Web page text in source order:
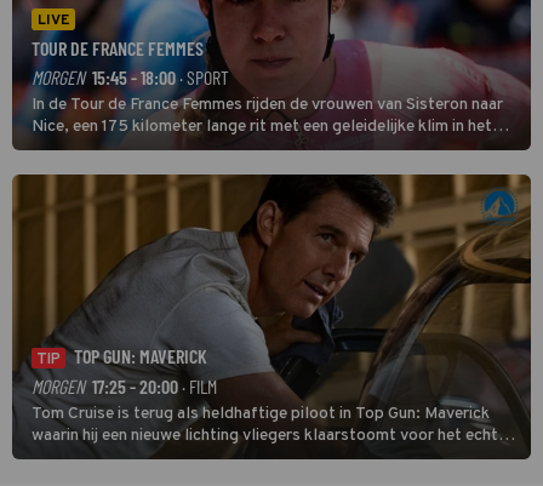
LIVE
TOUR DE FRANCE FEMMES
MORGEN 15:45 - 18:00· SPORT
In de Tour de France Femmes rijden de vrouwen van Sisteron naar
Nice, een 175 kilometer lange rit met een geleidelijke klim in het
midden. Dat is mogelijk niet de zwaarste hindernis, dat is de
temperatuur. Het kan in Nice namelijk bloedheet worden.
TIP
TOP GUN: MAVERICK
MORGEN 17:25 - 20:00· FILM
Tom Cruise is terug als heldhaftige piloot in Top Gun: Maverick
waarin hij een nieuwe lichting vliegers klaarstoomt voor het echte
werk.